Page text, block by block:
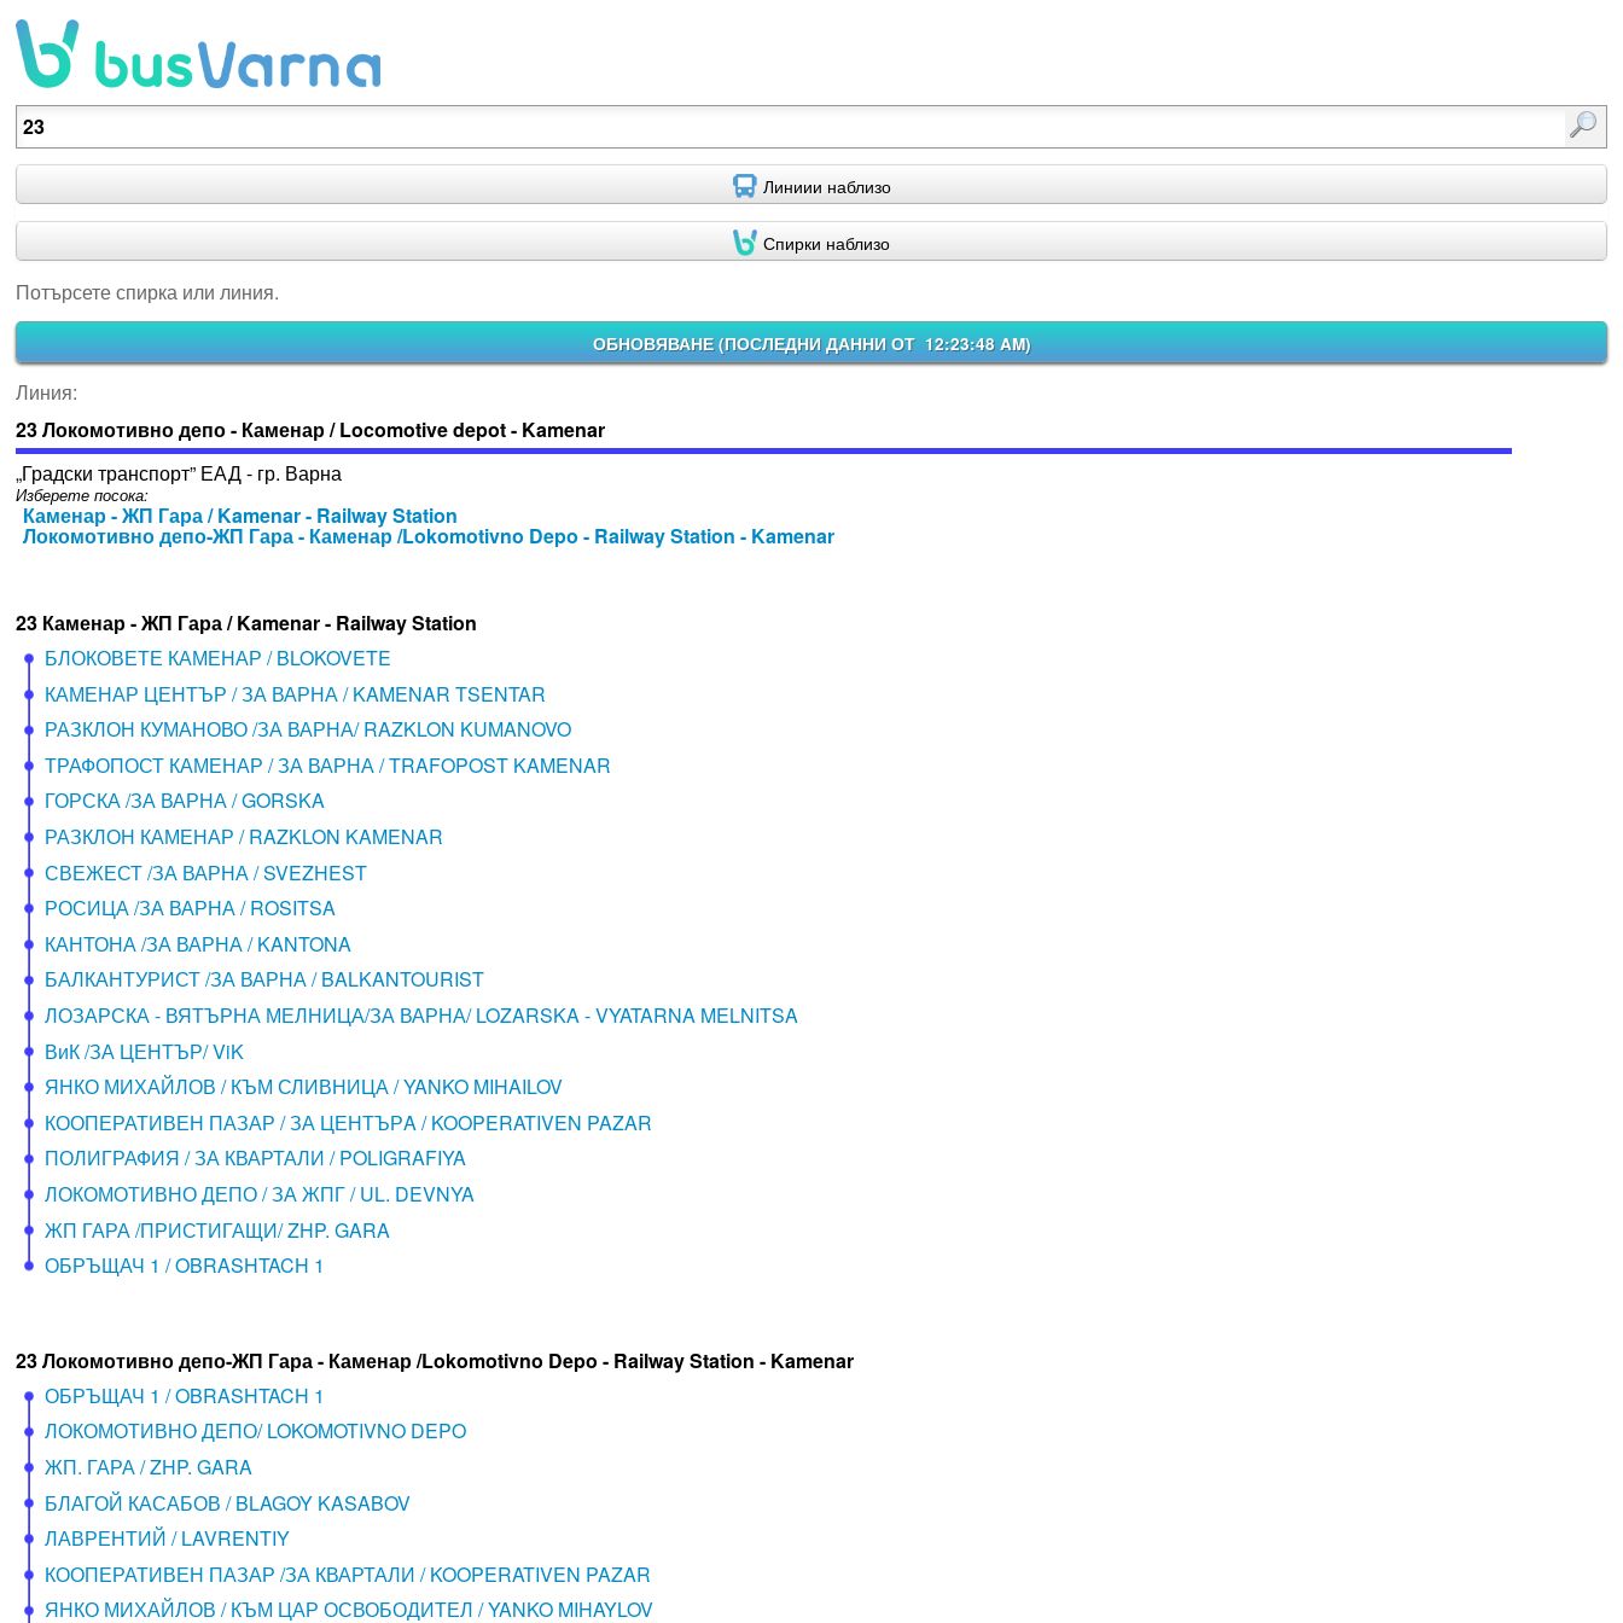
Потърсете спирка или линия.
Линиии наблизо
Спирки наблизо
Потърсете спирка или линия.
ОБНОВЯВАНЕ (ПОСЛЕДНИ ДАННИ ОТ 12:23:48 AM)
Линия:
23 Локомотивно депо - Каменар / Locomotive depot - Kamenar
„Градски транспорт” ЕАД - гр. Варна
Изберете посока:
Каменар - ЖП Гара / Kamenar - Railway Station
Локомотивно депо-ЖП Гара - Каменар /Lokomotivno Depo - Railway Station - Kamenar
23 Каменар - ЖП Гара / Kamenar - Railway Station
БЛОКОВЕТЕ КАМЕНАР / BLOKOVETE
КАМЕНАР ЦЕНТЪР / ЗА ВАРНА / KAMENAR TSENTAR
РАЗКЛОН КУМАНОВО /ЗА ВАРНА/ RAZKLON KUMANOVO
ТРАФОПОСТ КАМЕНАР / ЗА ВАРНА / TRAFOPOST KAMENAR
ГОРСКА /ЗА ВАРНА / GORSKA
РАЗКЛОН КАМЕНАР / RAZKLON KAMENAR
СВЕЖЕСТ /ЗА ВАРНА / SVEZHEST
РОСИЦА /ЗА ВАРНА / ROSITSA
КАНТОНА /ЗА ВАРНА / KANTONA
БАЛКАНТУРИСТ /ЗА ВАРНА / BALKANTOURIST
ЛОЗАРСКА - ВЯТЪРНА МЕЛНИЦА/ЗА ВАРНА/ LOZARSKA - VYATARNA MELNITSA
ВиК /ЗА ЦЕНТЪР/ ViK
ЯНКО МИХАЙЛОВ / КЪМ СЛИВНИЦА / YANKO MIHAILOV
КООПЕРАТИВЕН ПАЗАР / ЗА ЦЕНТЪРA / KOOPERATIVEN PAZAR
ПОЛИГРАФИЯ / ЗА КВАРТАЛИ / POLIGRAFIYA
ЛОКОМОТИВНО ДЕПО / ЗА ЖПГ / UL. DEVNYA
ЖП ГАРА /ПРИСТИГАЩИ/ ZHP. GARA
ОБРЪЩАЧ 1 / OBRASHTACH 1
23 Локомотивно депо-ЖП Гара - Каменар /Lokomotivno Depo - Railway Station - Kamenar
ОБРЪЩАЧ 1 / OBRASHTACH 1
ЛОКОМОТИВНО ДЕПО/ LOKOMOTIVNO DEPO
ЖП. ГАРА / ZHP. GARA
БЛАГОЙ КАСАБОВ / BLAGOY KASABOV
ЛАВРЕНТИЙ / LAVRENTIY
КООПЕРАТИВЕН ПАЗАР /ЗА КВАРТАЛИ / KOOPERATIVEN PAZAR
ЯНКО МИХАЙЛОВ / КЪМ ЦАР ОСВОБОДИТЕЛ / YANKO MIHAYLOV